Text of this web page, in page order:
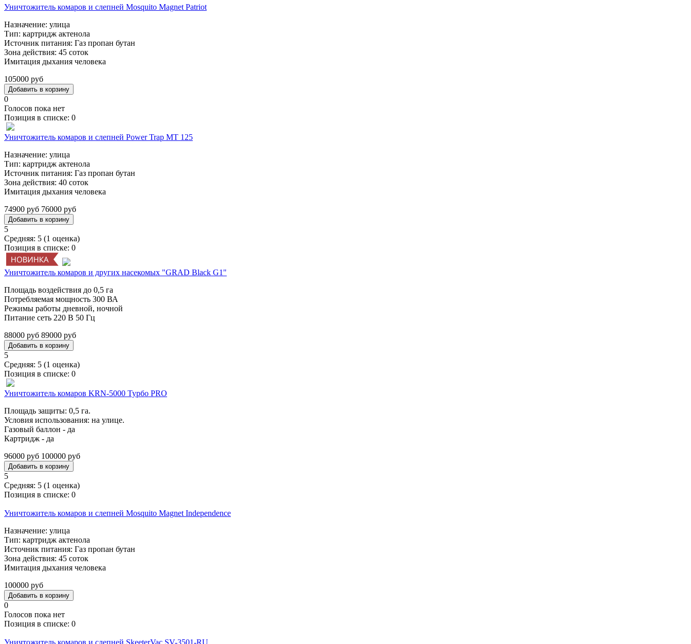
Уничтожитель комаров и слепней Mosquito Magnet Patriot
Назначение: улица
Тип: картридж актенола
Источник питания: Газ пропан бутан
Зона действия: 45 соток
Имитация дыхания человека
105000 руб
0
Голосов пока нет
Позиция в списке: 0
Уничтожитель комаров и слепней Power Trap МТ 125
Назначение: улица
Тип: картридж актенола
Источник питания: Газ пропан бутан
Зона действия: 40 соток
Имитация дыхания человека
74900 руб 76000 руб
5
Средняя: 5 (1 оценка)
Позиция в списке: 0
Уничтожитель комаров и других насекомых "GRAD Black G1"
Площадь воздействия до 0,5 га
Потребляемая мощность 300 ВА
Режимы работы дневной, ночной
Питание сеть 220 В 50 Гц
88000 руб 89000 руб
5
Средняя: 5 (1 оценка)
Позиция в списке: 0
Уничтожитель комаров KRN-5000 Турбо PRO
Площадь защиты: 0,5 га.
Условия использования: на улице.
Газовый баллон - да
Картридж - да
96000 руб 100000 руб
5
Средняя: 5 (1 оценка)
Позиция в списке: 0
Уничтожитель комаров и слепней Mosquito Magnet Independence
Назначение: улица
Тип: картридж актенола
Источник питания: Газ пропан бутан
Зона действия: 45 соток
Имитация дыхания человека
100000 руб
0
Голосов пока нет
Позиция в списке: 0
Уничтожитель комаров и слепней SkeeterVac SV-3501-RU